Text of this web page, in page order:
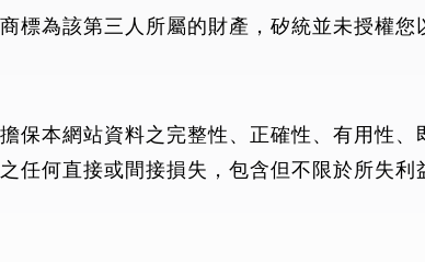
標為該第三人所屬的財產，矽統並未授權您
保本網站資料之完整性、正確性、有用性
任何直接或間接損失，包含但不限於所失利